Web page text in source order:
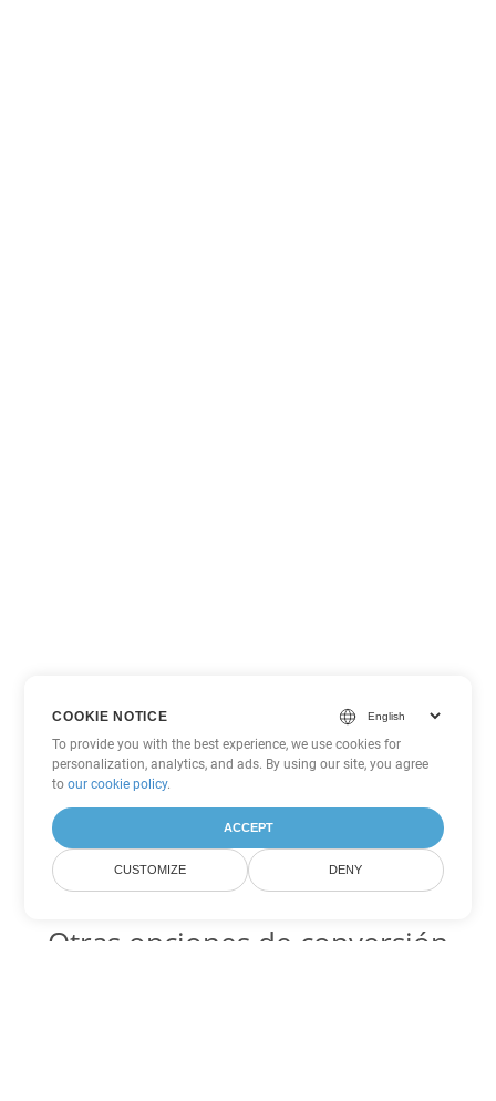
Otras opciones de conversión
COOKIE NOTICE
To provide you with the best experience, we use cookies for
personalization, analytics, and ads. By using our site, you agree
toour cookie policy.
ACCEPT
CUSTOMIZE DENY